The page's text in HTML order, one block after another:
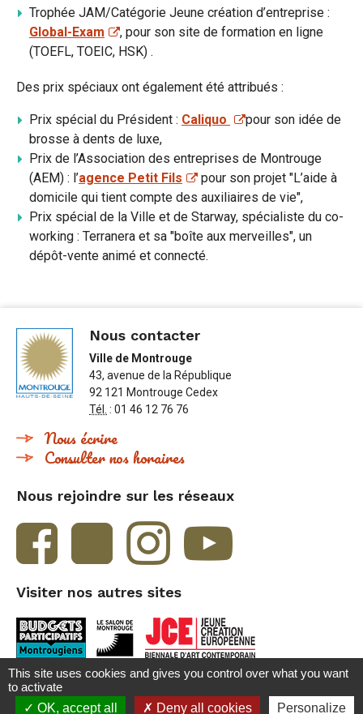
This site uses cookies and gives you control over what you want
to activate
OK, accept all
Deny all cookies Personalize
Besoin d'aide ?
Trophée JAM/Catégorie Jeune création d’entreprise :
Global-Exam
, pour son site de formation en ligne
(TOEFL, TOEIC, HSK) .
Des prix spéciaux ont également été attribués :
Prix spécial du Président : Caliquo
pour son idée de
brosse à dents de luxe,
Prix de l’Association des entreprises de Montrouge
(AEM) : l’agence Petit Fils
pour son projet "L’aide à
domicile qui tient compte des auxiliaires de vie",
Prix spécial de la Ville et de Starway, spécialiste du co-
working : Terranera et sa "boîte aux merveilles", un
dépôt-vente animé et connecté.
Nous contacter
Ville de Montrouge
43, avenue de la République
92 121 Montrouge Cedex
Tél. : 01 46 12 76 76
Nous écrire
Consulter nos horaires
Nous rejoindre sur les réseaux
Visiter nos autres sites
Accueil Contact Crédits et mentions légales